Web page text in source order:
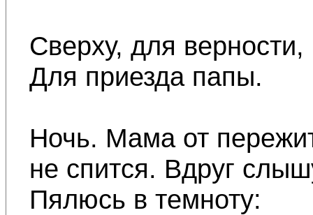
Сверху, для
Для приезда папы.
Ночь. Мама от
не спится. Вдруг
Пялюсь в темноту: